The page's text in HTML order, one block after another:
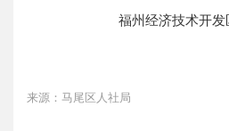
福州经济技术开
来源：马尾区人社局